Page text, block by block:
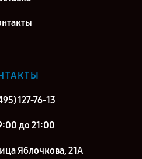
127-76-13
до 21:00
Яблочкова, 21А